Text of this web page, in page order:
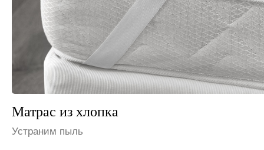
Матрас из льна
Избавим от запаха мочи